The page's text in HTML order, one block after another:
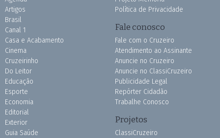
Artigos
Brasil
Canal 1
Casa e Acabamento
Cinema
Cruzeirinho
Do Leitor
Educação
Esporte
Economia
Editorial
Exterior
Guia Saúde
Política de Privacidade
Fale conosco
Fale com o Cruzeiro
Atendimento ao Assinante
Anuncie no Cruzeiro
Anuncie no ClassiCruzeiro
Publicidade Legal
Repórter Cidadão
Trabalhe Conosco
Projetos
ClassiCruzeiro